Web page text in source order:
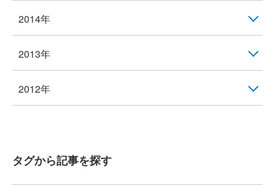
2014年
2013年
2012年
タグから記事を探す